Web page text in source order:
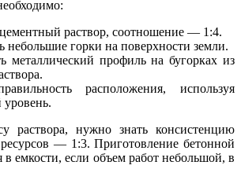
раствор, соотношение — 1:4.
небольшие горки на поверхности земли.
металлический профиль на бугорках из
расположения, используя
уровень.
раствора, нужно знать консистенцию
— 1:3. Приготовление бетонной
в емкости, если объем работ небольшой, в